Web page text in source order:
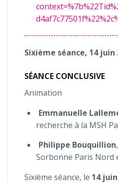
Sixième séance, 14 juin
SÉANCE CONCLUSIVE
Animation
Emmanuelle
recherche à la MSH
Philippe Bouquillion
Sorbonne Paris Nord
Sixième séance, le 14